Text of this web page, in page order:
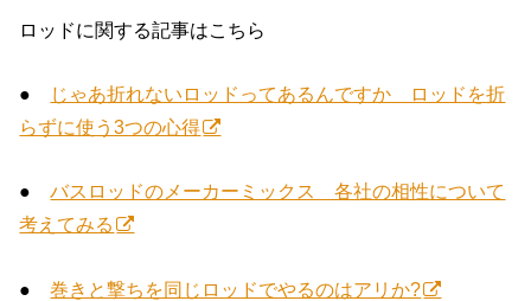
ロッドに関する記事はこちら
●
じゃあ折れないロッドってあるんですか ロッドを折
らずに使う3つの心得
●バスロッドのメーカーミックス 各社の相性について
考えてみる
●巻きと撃ちを同じロッドでやるのはアリか?